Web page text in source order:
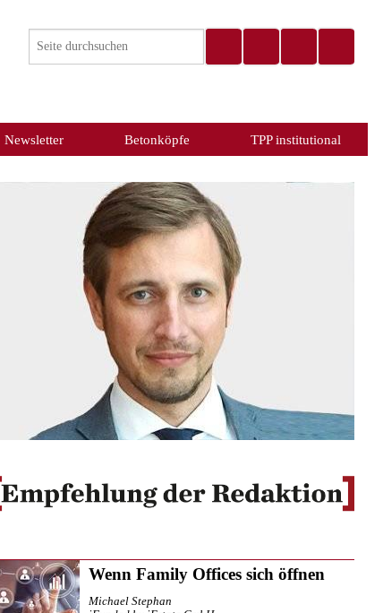
Newsletter Betonköpfe TPP institutional
Wenn Family Offices sich öffnen
Michael Stephan